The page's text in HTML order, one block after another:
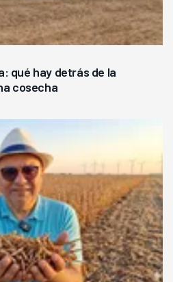
qué hay detrás de la
cosecha